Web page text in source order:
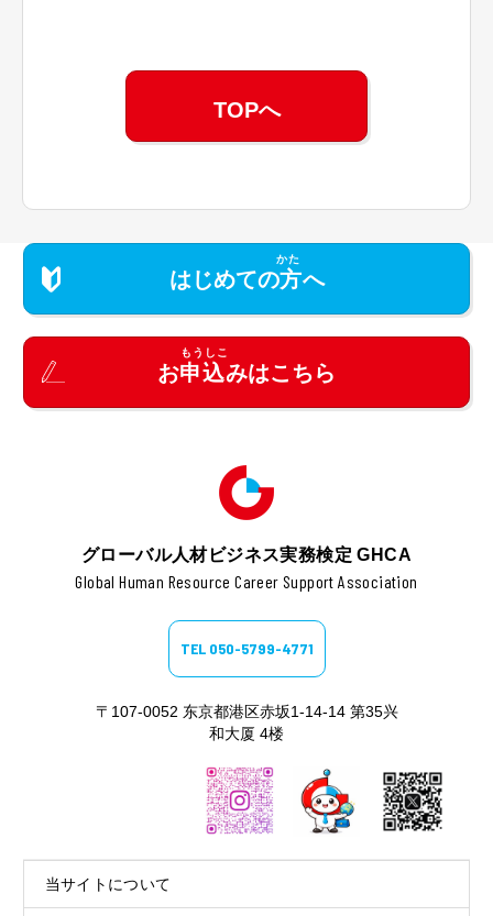
TOPへ
はじめての方へ
お申込みはこちら
グローバル人材ビジネス実務検定 GHCA
Global Human Resource Career Support Association
TEL 050-5799-4771
〒107-0052 东京都港区赤坂1-14-14 第35兴
和大厦 4楼
当サイトについて